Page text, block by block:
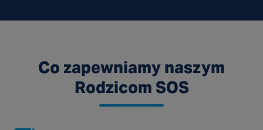
Co zapewniamy naszym
Rodzicom SOS